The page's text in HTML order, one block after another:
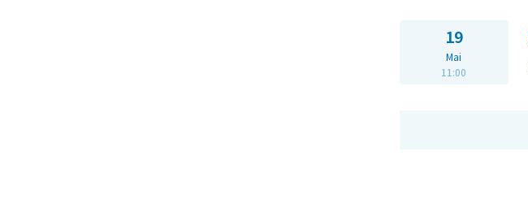
19
Mai
11:00